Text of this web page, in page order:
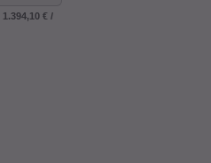
1.394,10 € /